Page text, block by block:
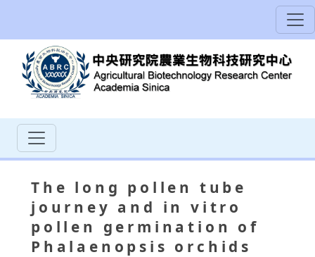
The long pollen tube
journey and in vitro
pollen germination of
Phalaenopsis orchids